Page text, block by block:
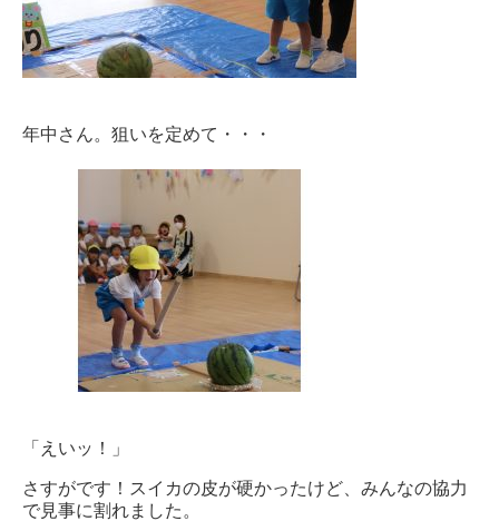
年中さん。狙いを定めて・・・
「えいッ！」
さすがです！スイカの皮が硬かったけど、みんなの協力
で見事に割れました。